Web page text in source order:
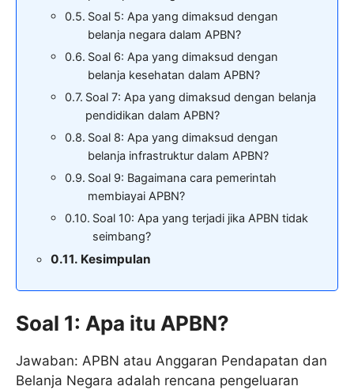
Soal 5: Apa yang dimaksud dengan
belanja negara dalam APBN?
Soal 6: Apa yang dimaksud dengan
belanja kesehatan dalam APBN?
Soal 7: Apa yang dimaksud dengan belanja
pendidikan dalam APBN?
Soal 8: Apa yang dimaksud dengan
belanja infrastruktur dalam APBN?
Soal 9: Bagaimana cara pemerintah
membiayai APBN?
Soal 10: Apa yang terjadi jika APBN tidak
seimbang?
Kesimpulan
Soal 1: Apa itu APBN?
Jawaban: APBN atau Anggaran Pendapatan dan
Belanja Negara adalah rencana pengeluaran